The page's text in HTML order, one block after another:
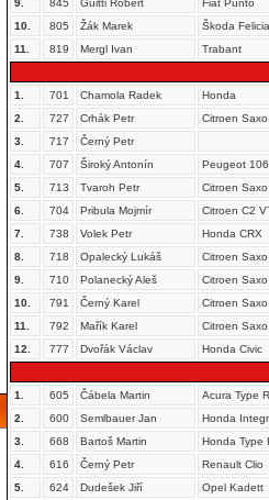
9.
845 Guitti Robert
Fiat Punto
10.
805 Žák Marek
Škoda Felicia
11.
819 Mergl Ivan Trabant
1. 701 Chamola Radek
Honda
2.
727 Crhák Petr
Citroen
3.
717
Černý Petr
4.
707 Široký Antonín
Peugeot 106
5.
713 Tvaroh Petr
Citroen
6.
704 Pribula Mojmír
Citroen C2
7.
738 Volek Petr
Honda CRX
8.
718 Opalecký Lukáš
Citroen
9.
710 Polanecký Aleš
Citroen
10.
791 Černý Karel
Citroen
11.
792 Mařík Karel
Citroen
12.
777 Dvořák Václav Honda Civic
1. 605 Čábela Martin
Acura Type R
2.
600 Semlbauer Jan
Honda
3.
668 Bartoš Martin
Honda Type
4.
616 Černý Petr
Renault Clio
5.
624 Dudešek Jiří
Opel Kadett